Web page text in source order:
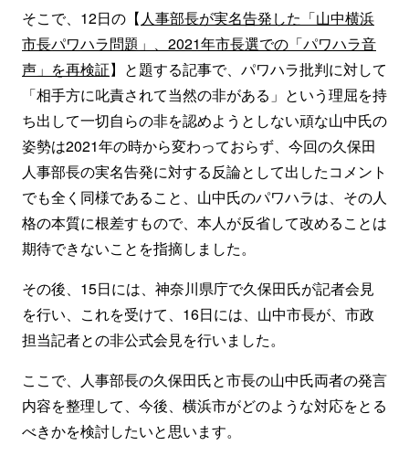
そこで、12日の【人事部長が実名告発した「山中横浜
市長パワハラ問題」、2021年市長選での「パワハラ音
声」を再検証】と題する記事で、パワハラ批判に対して
「相手方に叱責されて当然の非がある」という理屈を持
ち出して一切自らの非を認めようとしない頑な山中氏の
姿勢は2021年の時から変わっておらず、今回の久保田
人事部長の実名告発に対する反論として出したコメント
でも全く同様であること、山中氏のパワハラは、その人
格の本質に根差すもので、本人が反省して改めることは
期待できないことを指摘しました。
その後、15日には、神奈川県庁で久保田氏が記者会見
を行い、これを受けて、16日には、山中市長が、市政
担当記者との非公式会見を行いました。
ここで、人事部長の久保田氏と市長の山中氏両者の発言
内容を整理して、今後、横浜市がどのような対応をとる
べきかを検討したいと思います。